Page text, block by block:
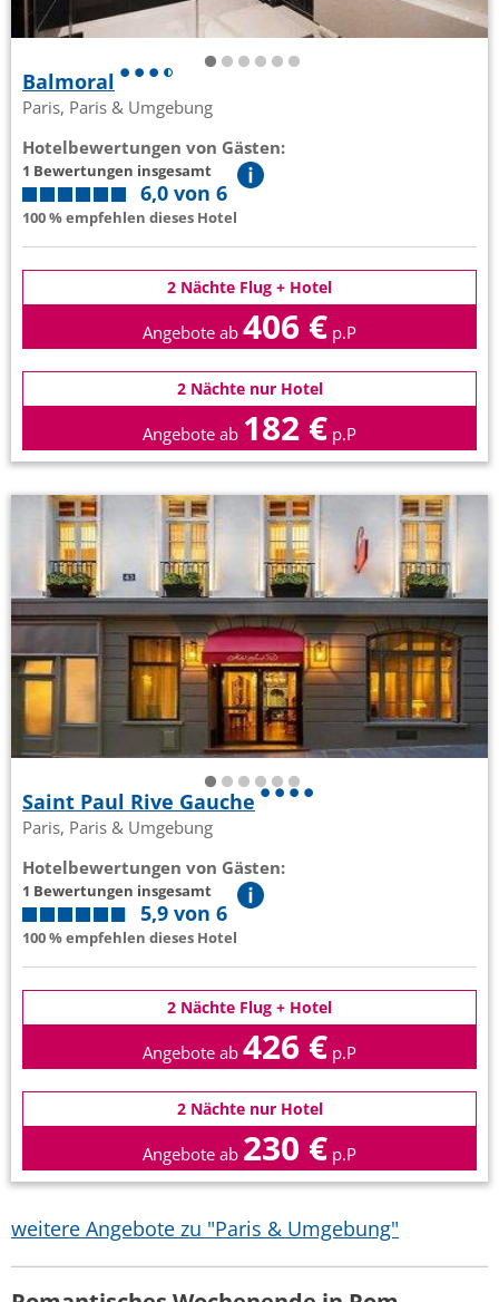
Balmoral
Paris, Paris & Umgebung
Hotelbewertungen von Gästen:
1 Bewertungen insgesamt
6,0 von 6
100 % empfehlen dieses Hotel
2 Nächte Flug + Hotel
Angebote ab 406 € p.P
2 Nächte nur Hotel
Angebote ab 182 € p.P
Saint Paul Rive Gauche
Paris, Paris & Umgebung
Hotelbewertungen von Gästen:
1 Bewertungen insgesamt
5,9 von 6
100 % empfehlen dieses Hotel
2 Nächte Flug + Hotel
Angebote ab 426 € p.P
2 Nächte nur Hotel
Angebote ab 230 € p.P
weitere Angebote zu "Paris & Umgebung"